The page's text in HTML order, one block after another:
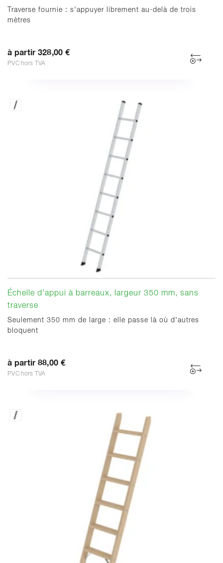
Traverse fournie : s'appuyer librement au-delà de trois
mètres
à partir 328,00 €
PVC hors TVA
Échelle d’appui à barreaux, largeur 350 mm, sans
traverse
Seulement 350 mm de large : elle passe là où d'autres
bloquent
à partir 88,00 €
PVC hors TVA